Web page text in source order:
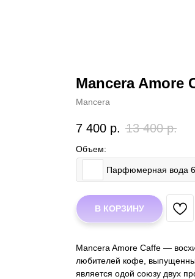
Mancera Amore
Mancera
7 400 р. 13 400 р.
Объем:
Парфюмерная вода
В КОРЗИНУ
Mancera Amore Caffe —
любителей кофе,
является одой союзу двух